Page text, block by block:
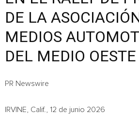
DE LA
MEDIOS
DEL MEDIO
PR Newswire
IRVINE, Calif., 12 de junio 2026